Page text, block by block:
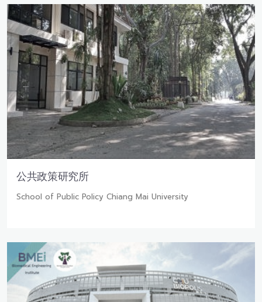
公共政策研究所
School of Public Policy Chiang Mai University